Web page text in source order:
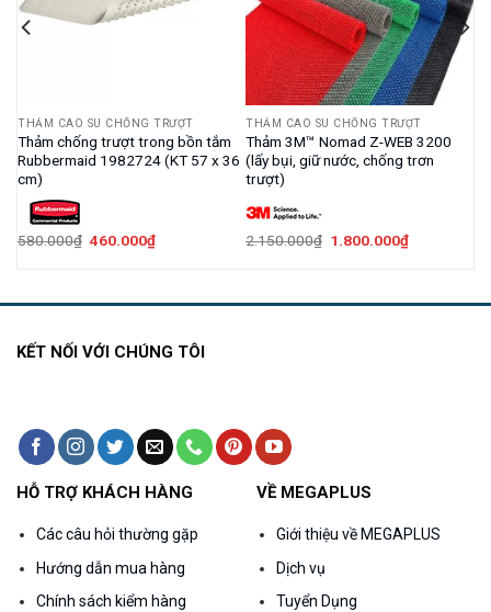
THẢM CAO SU CHỐNG TRƯỢT
Thảm chống trượt trong bồn tắm
Rubbermaid 1982724 (KT 57 x 36
cm)
580.000₫ Giá
460.000₫Giá
THẢM CAO SU CHỐNG TRƯỢT
Thảm 3M™ Nomad Z-WEB 3200
(lấy bụi, giữ nước, chống trơn
trượt)
2.150.000₫ Giá
1.800.000₫Giá
KẾT NỐI VỚI CHÚNG TÔI
HỖ TRỢ KHÁCH HÀNG
Các câu hỏi thường gặp
Hướng dẫn mua hàng
Chính sách kiểm hàng
VỀ MEGAPLUS
Giới thiệu về MEGAPLUS
Dịch vụ
Tuyển Dụng